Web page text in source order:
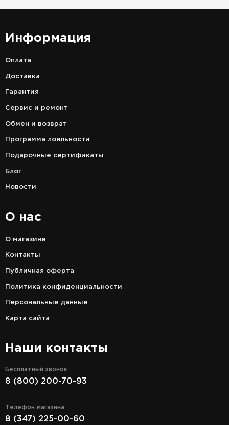
Информация
Оплата
Доставка
Гарантия
Сервис и ремонт
Обмен и возврат
Программа лояльности
Подарочные сертификаты
Блог
Новости
О нас
О магазине
Контакты
Публичная оферта
Политика конфиденциальности
Персональные данные
Карта сайта
Наши контакты
Бесплатный звонок
8 (800) 200-70-93
Телефон магазина
8 (347) 225-00-60